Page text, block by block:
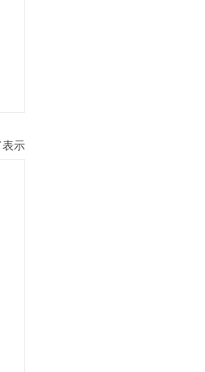
表示